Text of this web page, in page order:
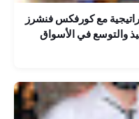
مع كورفكس فنشرز
والتوسع في الأسواق